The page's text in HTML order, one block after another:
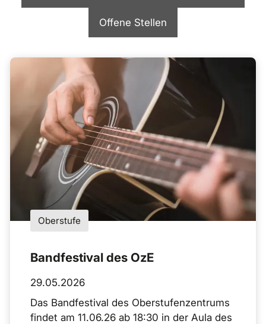
Offene Stellen
Oberstufe
Bandfestival des OzE
29.05.2026
Das Bandfestival des Oberstufenzentrums
findet am 11.06.26 ab 18:30 in der Aula des